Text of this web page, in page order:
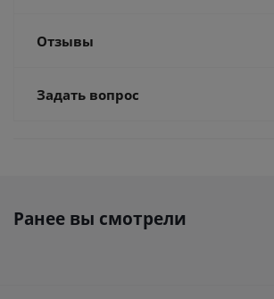
Отзывы
Задать вопрос
Ранее вы смотрели